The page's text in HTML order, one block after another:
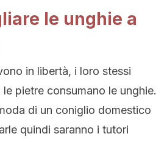
le unghie a
in libertà, i loro stessi
pietre consumano le unghie.
di un coniglio domestico
quindi saranno i tutori